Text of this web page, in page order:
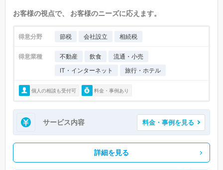
お客様の視点で、 お客様のニーズに応えます。
得意分野 節税 会社設立 相続税
得意業種 不動産 飲食
流通・小売
IT・インターネット
旅行・ホテル
個人の相談も受付可 料金・事例あり
サービス内容 料金・事例を見る
詳細を見る